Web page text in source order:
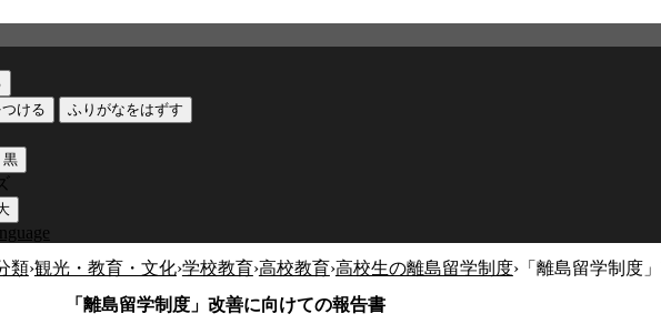
ける
ふりがなをはずす
黒
類›観光・教育・文化›学校教育›高校教育›高校生の離島留学制度›「離島留学制度
「離島留学制度」改善に向けての報告書